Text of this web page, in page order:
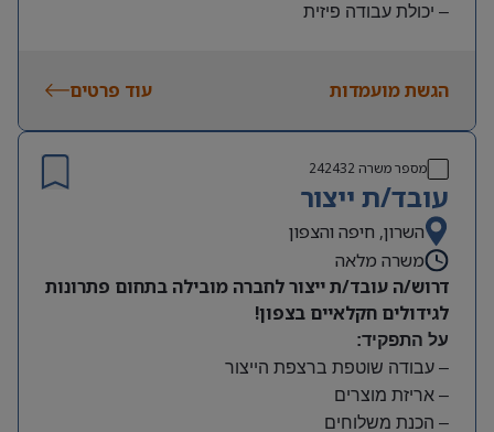
– יכולת עבודה פיזית
משמרות:
שעות נוספות לפי צורך
תנאים:
סיבוס
קרן השתלמות
הגשת מועמדות עוד פרטים
מספר משרה 242432
עובד/ת ייצור
השרון, חיפה והצפון
משרה מלאה
דרוש/ה עובד/ת ייצור לחברה מובילה בתחום פתרונות
לגידולים חקלאיים בצפון!
על התפקיד:
– עבודה שוטפת ברצפת הייצור
– אריזת מוצרים
– הכנת משלוחים